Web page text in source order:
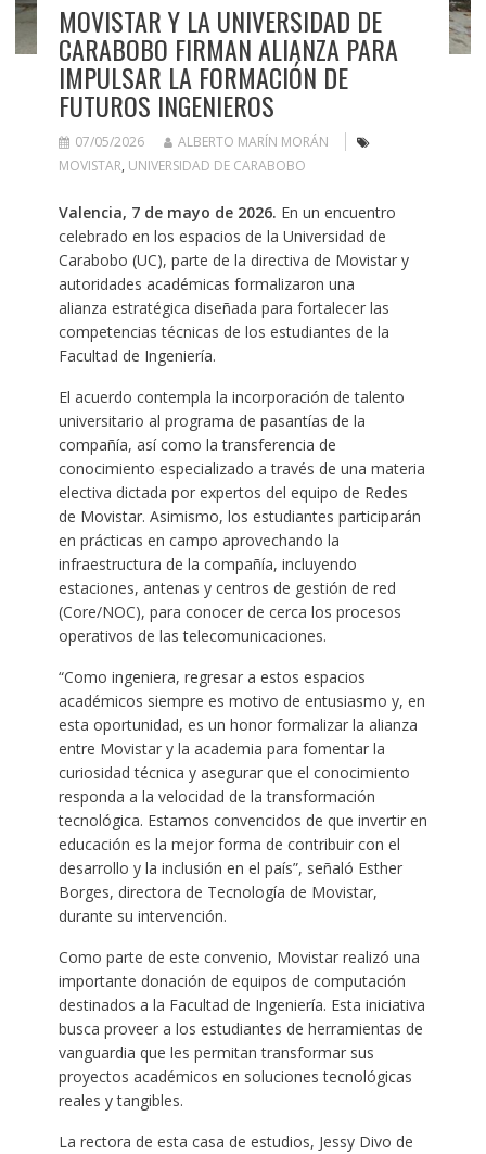
MOVISTAR Y LA UNIVERSIDAD DE
CARABOBO FIRMAN ALIANZA PARA
IMPULSAR LA FORMACIÓN DE
FUTUROS INGENIEROS
07/05/2026
ALBERTO MARÍN MORÁN
MOVISTAR, UNIVERSIDAD DE CARABOBO
Valencia, 7 de mayo de 2026. En un encuentro
celebrado en los espacios de la Universidad de
Carabobo (UC), parte de la directiva de Movistar y
autoridades académicas formalizaron una
alianza estratégica diseñada para fortalecer las
competencias técnicas de los estudiantes de la
Facultad de Ingeniería.
El acuerdo contempla la incorporación de talento
universitario al programa de pasantías de la
compañía, así como la transferencia de
conocimiento especializado a través de una materia
electiva dictada por expertos del equipo de Redes
de Movistar. Asimismo, los estudiantes participarán
en prácticas en campo aprovechando la
infraestructura de la compañía, incluyendo
estaciones, antenas y centros de gestión de red
(Core/NOC), para conocer de cerca los procesos
operativos de las telecomunicaciones.
“Como ingeniera, regresar a estos espacios
académicos siempre es motivo de entusiasmo y, en
esta oportunidad, es un honor formalizar la alianza
entre Movistar y la academia para fomentar la
curiosidad técnica y asegurar que el conocimiento
responda a la velocidad de la transformación
tecnológica. Estamos convencidos de que invertir en
educación es la mejor forma de contribuir con el
desarrollo y la inclusión en el país”, señaló Esther
Borges, directora de Tecnología de Movistar,
durante su intervención.
Como parte de este convenio, Movistar realizó una
importante donación de equipos de computación
destinados a la Facultad de Ingeniería. Esta iniciativa
busca proveer a los estudiantes de herramientas de
vanguardia que les permitan transformar sus
proyectos académicos en soluciones tecnológicas
reales y tangibles.
La rectora de esta casa de estudios, Jessy Divo de